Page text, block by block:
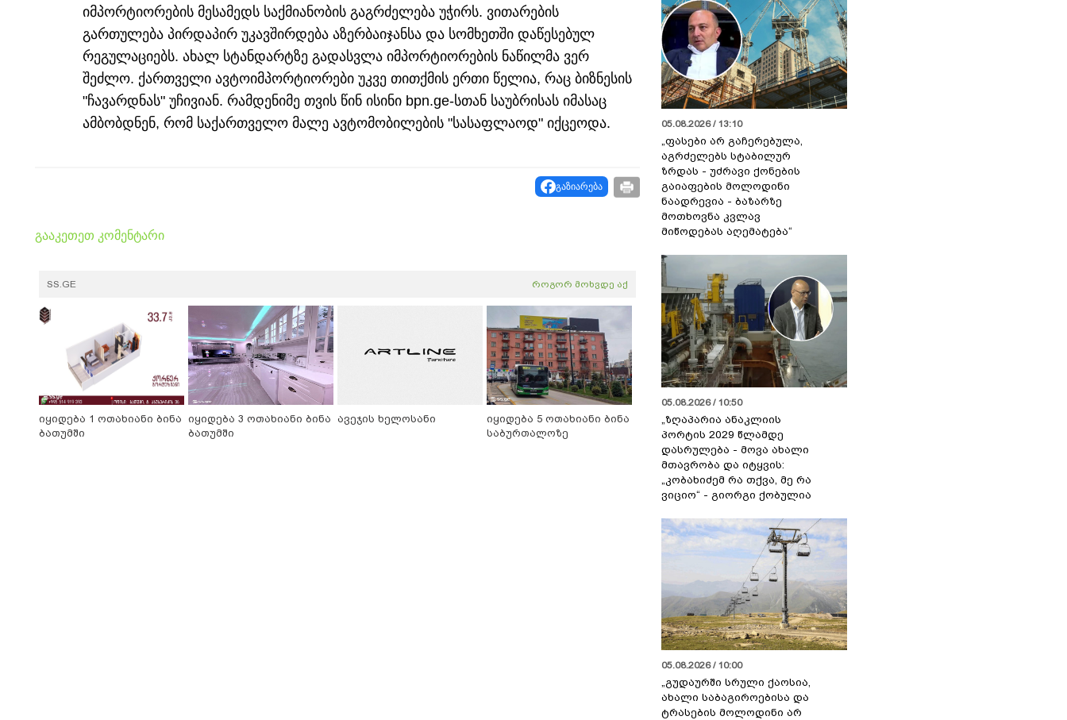
იმპორტიორების მესამედს საქმიანობის გაგრძელება უჭირს. ვითარების
გართულება პირდაპირ უკავშირდება აზერბაიჯანსა და სომხეთში დაწესებულ
რეგულაციებს. ახალ სტანდარტზე გადასვლა იმპორტიორების ნაწილმა ვერ
შეძლო. ქართველი ავტოიმპორტიორები უკვე თითქმის ერთი წელია, რაც ბიზნესის
"ჩავარდნას" უჩივიან. რამდენიმე თვის წინ ისინი bpn.ge-სთან საუბრისას იმასაც
ამბობდნენ, რომ საქართველო მალე ავტომობილების "სასაფლაოდ" იქცეოდა.
გაზიარება
გააკეთეთ კომენტარი
SS.GE როგორ მოხვდე აქ
იყიდება 1 ოთახიანი ბინა
ბათუმში
იყიდება 3 ოთახიანი ბინა
ბათუმში
ავეჯის ხელოსანი
იყიდება 5 ოთახიანი ბინა
საბურთალოზე
05.08.2026 / 13:10
„ფასები არ გაჩერებულა,
აგრძელებს სტაბილურ
ზრდას - უძრავი ქონების
გაიაფების მოლოდინი
ნაადრევია - ბაზარზე
მოთხოვნა კვლავ
მიწოდებას აღემატება“
05.08.2026 / 10:50
„ზღაპარია ანაკლიის
პორტის 2029 წლამდე
დასრულება - მოვა ახალი
მთავრობა და იტყვის:
„კობახიძემ რა თქვა, მე რა
ვიციო“ - გიორგი ქობულია
05.08.2026 / 10:00
„გუდაურში სრული ქაოსია,
ახალი საბაგიროებისა და
ტრასების მოლოდინი არ